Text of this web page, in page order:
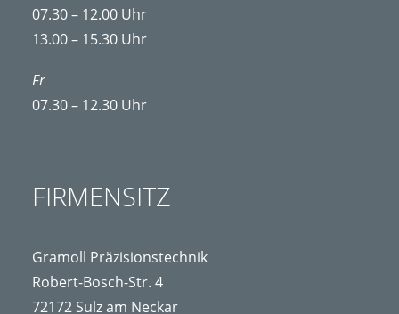
07.30 – 12.00 Uhr
13.00 – 15.30 Uhr
Fr
07.30 – 12.30 Uhr
FIRMENSITZ
Gramoll Präzisionstechnik
Robert-Bosch-Str. 4
72172 Sulz am Neckar